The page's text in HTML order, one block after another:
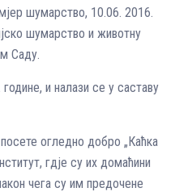
шумарство, 10.06. 2016.
шумарство и животну
Саду.
и налази се у саставу
огледно добро „Каћка
гдје су их домаћини
чега су им предочене